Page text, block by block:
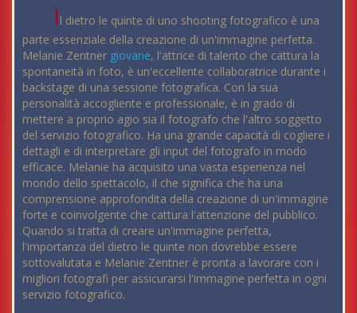
Il dietro le quinte di uno shooting fotografico è una
parte essenziale della creazione di un'immagine perfetta.
Melanie Zentner giovane, l'attrice di talento che cattura la
spontaneità in foto, è un'eccellente collaboratrice durante i
backstage di una sessione fotografica. Con la sua
personalità accogliente e professionale, è in grado di
mettere a proprio agio sia il fotografo che l'altro soggetto
del servizio fotografico. Ha una grande capacità di cogliere i
dettagli e di interpretare gli input del fotografo in modo
efficace. Melanie ha acquisito una vasta esperienza nel
mondo dello spettacolo, il che significa che ha una
comprensione approfondita della creazione di un'immagine
forte e coinvolgente che cattura l'attenzione del pubblico.
Quando si tratta di creare un'immagine perfetta,
l'importanza del dietro le quinte non dovrebbe essere
sottovalutata e Melanie Zentner è pronta a lavorare con i
migliori fotografi per assicurarsi l'immagine perfetta in ogni
servizio fotografico.